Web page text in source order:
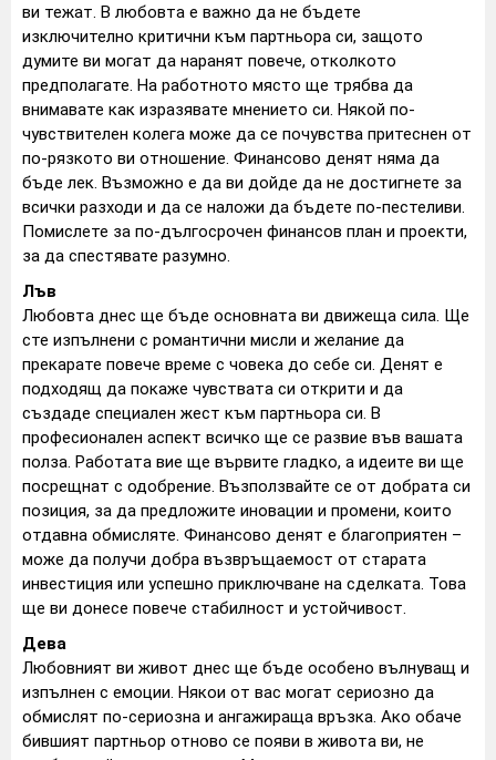
ви тежат. В любовта е важно да не бъдете
изключително критични към партньора си, защото
думите ви могат да наранят повече, отколкото
предполагате. На работното място ще трябва да
внимавате как изразявате мнението си. Някой по-
чувствителен колега може да се почувства притеснен от
по-рязкото ви отношение. Финансово денят няма да
бъде лек. Възможно е да ви дойде да не достигнете за
всички разходи и да се наложи да бъдете по-пестеливи.
Помислете за по-дългосрочен финансов план и проекти,
за да спестявате разумно.
Лъв
Любовта днес ще бъде основната ви движеща сила. Ще
сте изпълнени с романтични мисли и желание да
прекарате повече време с човека до себе си. Денят е
подходящ да покаже чувствата си открити и да
създаде специален жест към партньора си. В
професионален аспект всичко ще се развие във вашата
полза. Работата вие ще вървите гладко, а идеите ви ще
посрещнат с одобрение. Възползвайте се от добрата си
позиция, за да предложите иновации и промени, които
отдавна обмисляте. Финансово денят е благоприятен –
може да получи добра възвръщаемост от старата
инвестиция или успешно приключване на сделката. Това
ще ви донесе повече стабилност и устойчивост.
Дева
Любовният ви живот днес ще бъде особено вълнуващ и
изпълнен с емоции. Някои от вас могат сериозно да
обмислят по-сериозна и ангажираща връзка. Ако обаче
бившият партньор отново се появи в живота ви, не